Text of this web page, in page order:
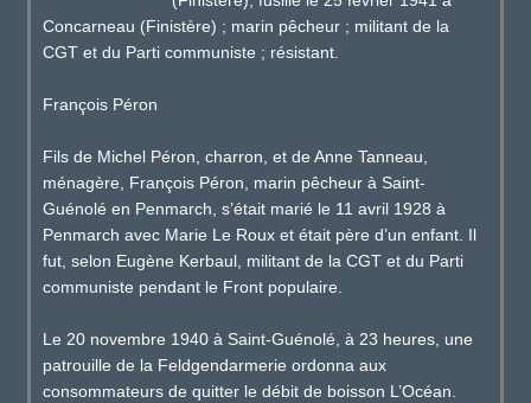
Concarneau (Finistère) ; marin pêcheur ; militant de la
CGT et du Parti communiste ; résistant.
François Péron
Fils de Michel Péron, charron, et de Anne Tanneau,
ménagère, François Péron, marin pêcheur à Saint-
Guénolé en Penmarch, s’était marié le 11 avril 1928 à
Penmarch avec Marie Le Roux et était père d’un enfant. Il
fut, selon Eugène Kerbaul, militant de la CGT et du Parti
communiste pendant le Front populaire.
Le 20 novembre 1940 à Saint-Guénolé, à 23 heures, une
patrouille de la Feldgendarmerie ordonna aux
consommateurs de quitter le débit de boisson L’Océan.